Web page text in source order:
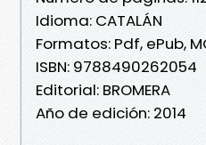
Idioma: CATALÁN
Formatos: Pdf, ePub,
ISBN: 9788490262054
Editorial: BROMERA
Año de edición: 2014